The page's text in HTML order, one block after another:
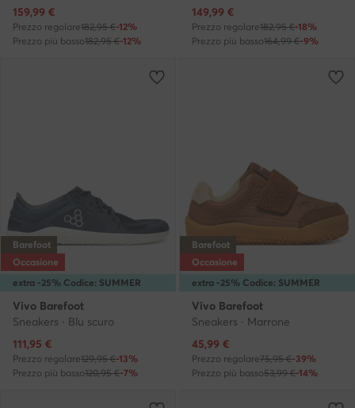
Prezzo attuale
159,99 €
Prezzo regolare182,95 €-12%
Prezzo più basso182,95 €-12%
Prezzo attuale
149,99 €
Prezzo regolare182,95 €-18%
Prezzo più basso164,99 €-9%
extra -25% Codice: SUMMER
Barefoot
Occasione
Vivo Barefoot
Sneakers · Blu scuro
Prezzo attuale
111,95 €
Prezzo regolare129,95 €-13%
Prezzo più basso120,95 €-7%
extra -25% Codice: SUMMER
Barefoot
Occasione
Vivo Barefoot
Sneakers · Marrone
Prezzo attuale
45,99 €
Prezzo regolare75,95 €-39%
Prezzo più basso53,99 €-14%